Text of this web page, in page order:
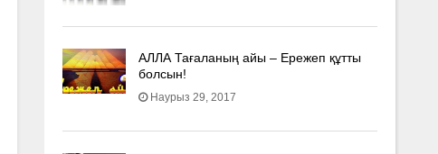
АЛЛА Тағаланың айы – Ережеп құтты
болсын!
Наурыз 29, 2017